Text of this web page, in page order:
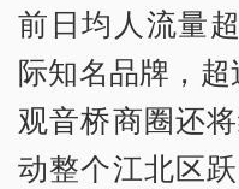
前日均人流量
际知名品牌，超
观音桥商圈还
动整个江北区